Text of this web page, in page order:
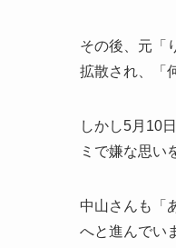
その後、元「
拡散され、「
しかし5月10
ミで嫌な思い
中山さんも「
へと進んでい